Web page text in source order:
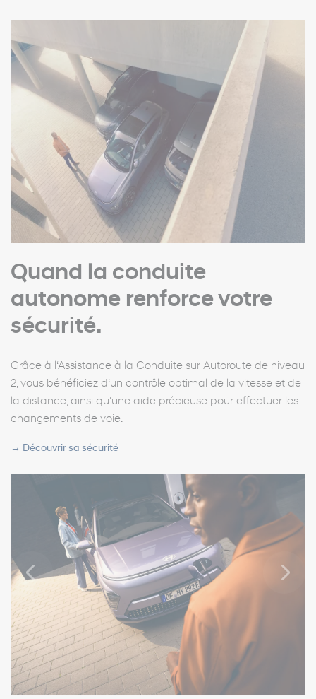
Quand la conduite
autonome renforce votre
sécurité.
Grâce à l‘Assistance à la Conduite sur Autoroute de niveau
2, vous bénéficiez d‘un contrôle optimal de la vitesse et de
la distance, ainsi qu‘une aide précieuse pour effectuer les
changements de voie.
→ Découvrir sa sécurité
Previous Next